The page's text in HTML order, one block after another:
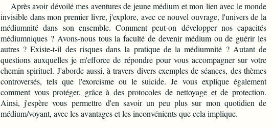
Après avoir dévoilé mes aventures de jeune médium et mon lien avec le monde
invisible dans mon premier livre, j'explore, avec ce nouvel ouvrage, l'univers de la
médiumnité dans son ensemble. Comment peut-on développer nos capacités
médiumniques ? Avons-nous tous la faculté de devenir médium ou de guérir les
autres ? Existe-t-il des risques dans la pratique de la médiumnité ? Autant de
questions auxquelles je m'efforce de répondre pour vous accompagner sur votre
chemin spirituel. J'aborde aussi, à travers divers exemples de séances, des thèmes
controversés, tels que l'exorcisme ou le suicide. Je vous explique également
comment vous protéger, grâce à des protocoles de nettoyage et de protection.
Ainsi, j'espère vous permettre d'en savoir un peu plus sur mon quotidien de
médium/voyant, avec les avantages et les inconvénients que cela implique.